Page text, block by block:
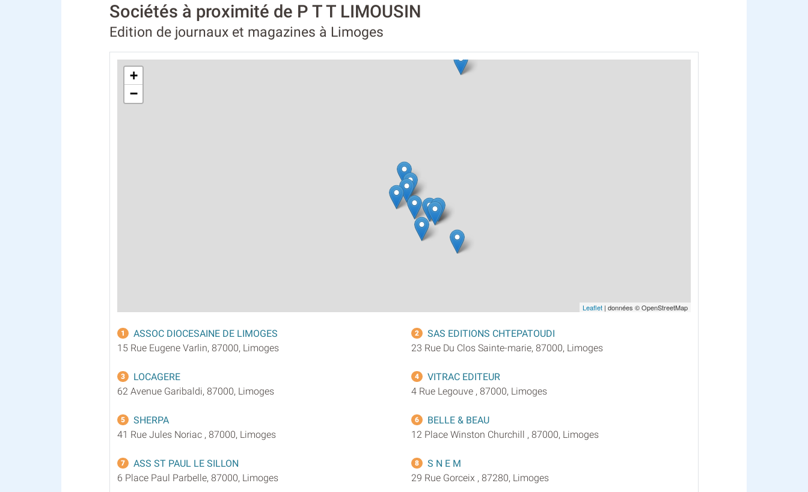
Sociétés à proximité de P T T LIMOUSIN
Edition de journaux et magazines à Limoges
+
−
Leaflet | données © OpenStreetMap
1
ASSOC DIOCESAINE DE LIMOGES
15 Rue Eugene Varlin, 87000, Limoges
2
SAS EDITIONS CHTEPATOUDI
23 Rue Du Clos Sainte-marie, 87000, Limoges
3
LOCAGERE
62 Avenue Garibaldi, 87000, Limoges
4
VITRAC EDITEUR
4 Rue Legouve , 87000, Limoges
5
SHERPA
41 Rue Jules Noriac , 87000, Limoges
6
BELLE & BEAU
12 Place Winston Churchill , 87000, Limoges
7
ASS ST PAUL LE SILLON
6 Place Paul Parbelle, 87000, Limoges
8
S N E M
29 Rue Gorceix , 87280, Limoges